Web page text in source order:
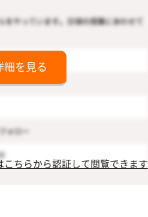
細を見る
こちらから認証して閲覧できます